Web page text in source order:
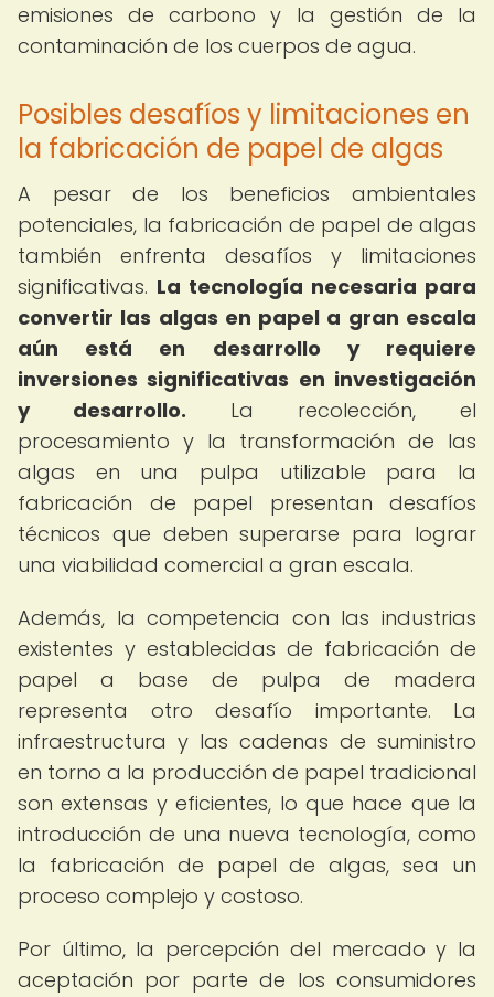
emisiones de carbono y la gestión de la
contaminación de los cuerpos de agua.
Posibles desafíos y limitaciones en
la fabricación de papel de algas
A pesar de los beneficios ambientales
potenciales, la fabricación de papel de algas
también enfrenta desafíos y limitaciones
significativas. La tecnología necesaria para
convertir las algas en papel a gran escala
aún está en desarrollo y requiere
inversiones significativas en investigación
y desarrollo. La recolección, el
procesamiento y la transformación de las
algas en una pulpa utilizable para la
fabricación de papel presentan desafíos
técnicos que deben superarse para lograr
una viabilidad comercial a gran escala.
Además, la competencia con las industrias
existentes y establecidas de fabricación de
papel a base de pulpa de madera
representa otro desafío importante. La
infraestructura y las cadenas de suministro
en torno a la producción de papel tradicional
son extensas y eficientes, lo que hace que la
introducción de una nueva tecnología, como
la fabricación de papel de algas, sea un
proceso complejo y costoso.
Por último, la percepción del mercado y la
aceptación por parte de los consumidores